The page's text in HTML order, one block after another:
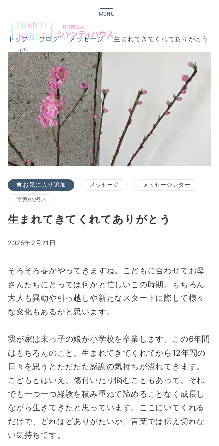
MENU
OPEN/予約
トップ ブログ メッセージ 生まれてきてくれてありがとう
お気に入り追加 メッセージ メッセージレター
幸恵の想い
生まれてきてくれてありがとう
2025年2月21日
そろそろ春がやってきますね。こどもに合わせてお母
さんたちにとっては何かと忙しいこの時期。もちろん
大人も異動や引っ越しや新たなスタートに際して様々
な変化もあるかと思います。
我が家は末っ子の娘が小学校を卒業します。この6年間
はもちろんのこと、生まれてきてくれてから12年間の
日々を思うとただただ感謝の気持ちが溢れてきます。
こどもとはいえ、傷付いたり悩むこともあって、それ
でも一つ一つ経験を積み重ねて諦めることなく成長し
ながら生きてきたと思っています。ここにいてくれる
だけで、どれほどありがたいか、言葉では伝え切れな
い気持ちです。